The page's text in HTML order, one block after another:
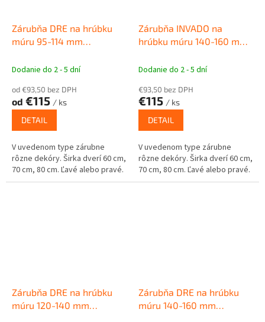
Zárubňa DRE na hrúbku
múru 95-114 mm
interiérové dvere
Dodanie do 2 - 5 dní
od €93,50 bez DPH
od €115 / ks
DETAIL
V uvedenom type zárubne
rôzne dekóry. Širka dverí 60 cm,
70 cm, 80 cm. Ľavé alebo pravé.
Zárubňa INVADO na
hrúbku múru 140-160 mm
interiérové dvere
Dodanie do 2 - 5 dní
€93,50 bez DPH
€115 / ks
DETAIL
V uvedenom type zárubne
rôzne dekóry. Širka dverí 60 cm,
70 cm, 80 cm. Ľavé alebo pravé.
Zárubňa DRE na hrúbku
múru 120-140 mm
Zárubňa DRE na hrúbku
múru 140-160 mm